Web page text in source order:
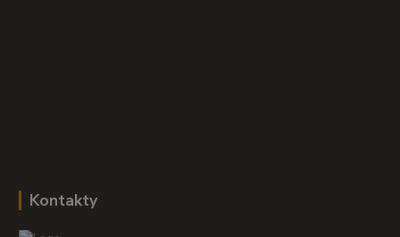
Kontakty